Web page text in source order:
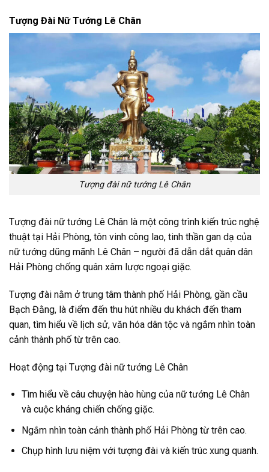
Tượng Đài Nữ Tướng Lê Chân
Tượng đài nữ tướng Lê Chân
Tượng đài nữ tướng Lê Chân là một công trình kiến trúc nghệ
thuật tại Hải Phòng, tôn vinh công lao, tinh thần gan dạ của
nữ tướng dũng mãnh Lê Chân – người đã dẫn dắt quân dân
Hải Phòng chống quân xâm lược ngoại giặc.
Tượng đài nằm ở trung tâm thành phố Hải Phòng, gần cầu
Bạch Đằng, là điểm đến thu hút nhiều du khách đến tham
quan, tìm hiểu về lịch sử, văn hóa dân tộc và ngắm nhìn toàn
cảnh thành phố từ trên cao.
Hoạt động tại Tượng đài nữ tướng Lê Chân
Tìm hiểu về câu chuyện hào hùng của nữ tướng Lê Chân
và cuộc kháng chiến chống giặc.
Ngắm nhìn toàn cảnh thành phố Hải Phòng từ trên cao.
Chụp hình lưu niệm với tượng đài và kiến trúc xung quanh.